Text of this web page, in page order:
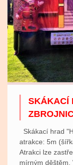
SKÁKACÍ
Skákací hrad
atrakce: 5m
Atrakci lze
mírným děštěm.